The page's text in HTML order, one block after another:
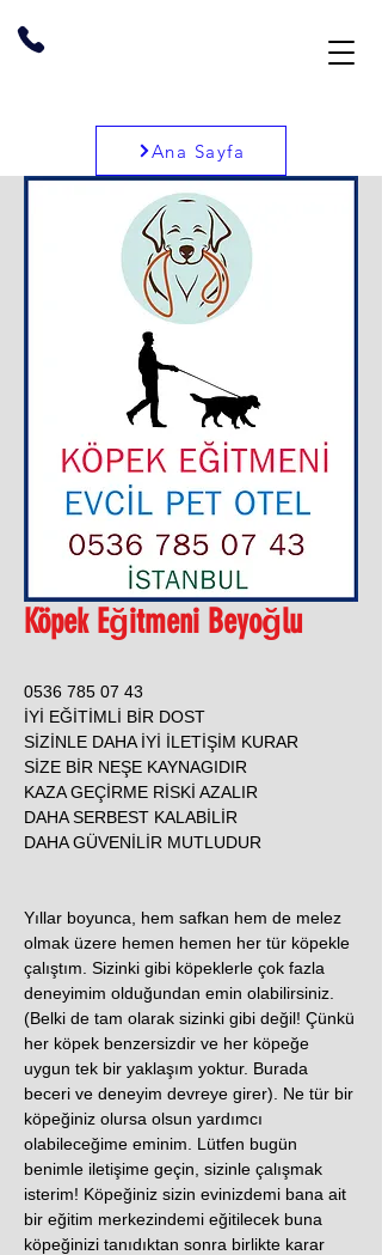
Ana Sayfa
Köpek Eğitmeni Beyoğlu
0536 785 07 43
İYİ EĞİTİMLİ BİR DOST
SİZİNLE DAHA İYİ İLETİŞİM KURAR
SİZE BİR NEŞE KAYNAGIDIR
KAZA GEÇİRME RİSKİ AZALIR
DAHA SERBEST KALABİLİR
DAHA GÜVENİLİR MUTLUDUR
Yıllar boyunca, hem safkan hem de melez
olmak üzere hemen hemen her tür köpekle
çalıştım. Sizinki gibi köpeklerle çok fazla
deneyimim olduğundan emin olabilirsiniz.
(Belki de tam olarak sizinki gibi değil! Çünkü
her köpek benzersizdir ve her köpeğe
uygun tek bir yaklaşım yoktur. Burada
beceri ve deneyim devreye girer). Ne tür bir
köpeğiniz olursa olsun yardımcı
olabileceğime eminim. Lütfen bugün
benimle iletişime geçin, sizinle çalışmak
isterim! Köpeğiniz sizin evinizdemi bana ait
bir eğitim merkezindemi eğitilecek buna
köpeğinizi tanıdıktan sonra birlikte karar